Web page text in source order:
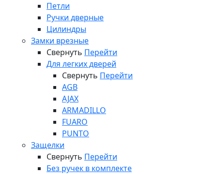
Петли
Ручки дверные
Цилиндры
Замки врезные
Свернуть Перейти
Для легких дверей
Свернуть Перейти
AGB
AJAX
ARMADILLO
FUARO
PUNTO
Защелки
Свернуть Перейти
Без ручек в комплекте